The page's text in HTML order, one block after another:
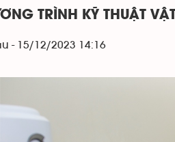
TRÌNH KỸ THUẬT VẬT
- 15/12/2023 14:16